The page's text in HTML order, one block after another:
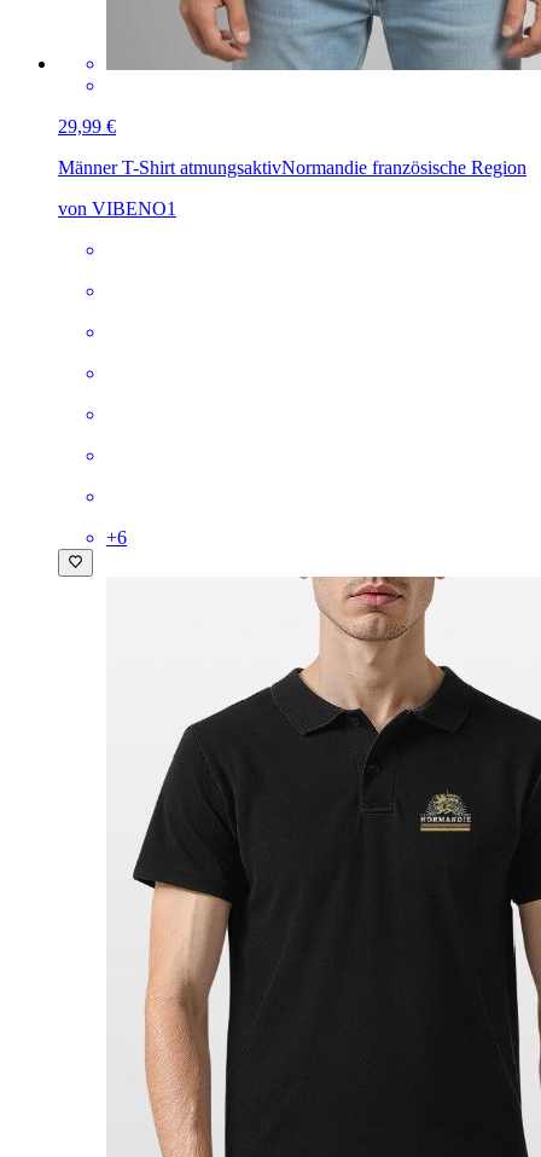
29,99 €
Männer T-Shirt atmungsaktivNormandie französische Region
von VIBENO1
+6